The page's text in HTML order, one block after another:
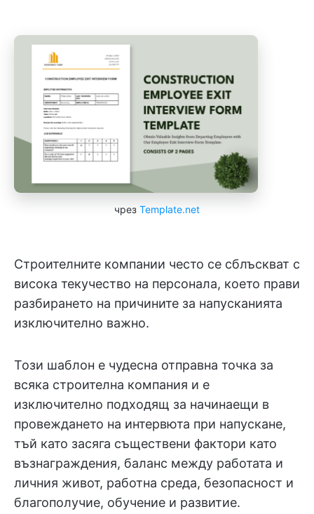
чрез Template.net
Строителните компании често се сблъскват с
висока текучество на персонала, което прави
разбирането на причините за напусканията
изключително важно.
Този шаблон е чудесна отправна точка за
всяка строителна компания и е
изключително подходящ за начинаещи в
провеждането на интервюта при напускане,
тъй като засяга съществени фактори като
възнаграждения, баланс между работата и
личния живот, работна среда, безопасност и
благополучие, обучение и развитие.